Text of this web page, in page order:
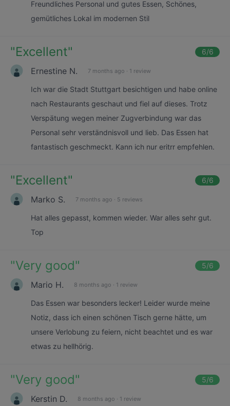
Freundliches Personal und gutes Essen, Schönes,
gemütliches Lokal im modernen Stil
"Excellent" 6/6
Ernestine N. 7 months ago · 1 review
Ich war die Stadt Stuttgart besichtigen und habe online
nach Restaurants geschaut und fiel auf dieses. Trotz
Verspätung wegen meiner Zugverbindung war das
Personal sehr verständnisvoll und lieb. Das Essen hat
fantastisch geschmeckt. Kann ich nur eritrr empfehlen.
"Excellent" 6/6
Marko S. 7 months ago · 5 reviews
Hat alles gepasst, kommen wieder. War alles sehr gut.
Top
"Very good" 5/6
Mario H. 8 months ago · 1 review
Das Essen war besonders lecker! Leider wurde meine
Notiz, dass ich einen schönen Tisch gerne hätte, um
unsere Verlobung zu feiern, nicht beachtet und es war
etwas zu hellhörig.
"Very good" 5/6
Kerstin D. 8 months ago · 1 review